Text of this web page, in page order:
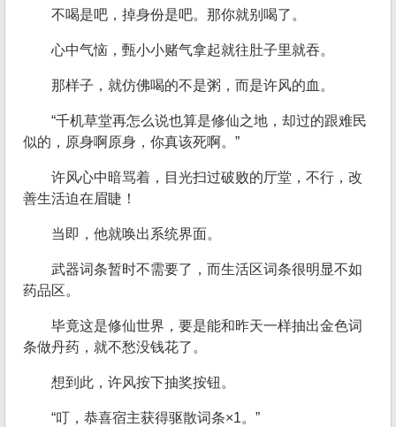
不喝是吧，掉身份是吧。那你就别喝了。
心中气恼，甄小小赌气拿起就往肚子里就吞。
那样子，就仿佛喝的不是粥，而是许风的血。
“千机草堂再怎么说也算是修仙之地，却过的跟难民
似的，原身啊原身，你真该死啊。”
许风心中暗骂着，目光扫过破败的厅堂，不行，改
善生活迫在眉睫！
当即，他就唤出系统界面。
武器词条暂时不需要了，而生活区词条很明显不如
药品区。
毕竟这是修仙世界，要是能和昨天一样抽出金色词
条做丹药，就不愁没钱花了。
想到此，许风按下抽奖按钮。
“叮，恭喜宿主获得驱散词条×1。”